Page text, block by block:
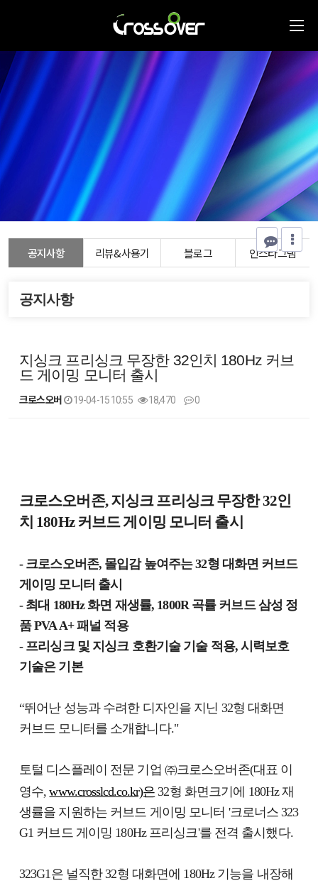
공지사항 리뷰&사용기 블로그 인스타그램
공지사항
지싱크 프리싱크 무장한 32인치 180Hz 커브
드 게이밍 모니터 출시
크로스오버 19-04-15 10:55 18,470 0
크로스오버존, 지싱크 프리싱크 무장한 32인
치 180Hz 커브드 게이밍 모니터 출시
- 크로스오버존, 몰입감 높여주는 32형 대화면 커브드
게이밍 모니터 출시
- 최대 180Hz 화면 재생률, 1800R 곡률 커브드 삼성 정
품 PVA A+ 패널 적용
- 프리싱크 및 지싱크 호환기술 기술 적용, 시력보호
기술은 기본
“뛰어난 성능과 수려한 디자인을 지닌 32형 대화면
커브드 모니터를 소개합니다."
토털 디스플레이 전문 기업 ㈜크로스오버존(대표 이
영수,www.crosslcd.co.kr)은 32형 화면크기에 180Hz 재
생률을 지원하는 커브드 게이밍 모니터 '크로너스 323
G1 커브드 게이밍 180Hz 프리싱크'를 전격 출시했다.
323G1은 널직한 32형 대화면에 180Hz 기능을 내장해